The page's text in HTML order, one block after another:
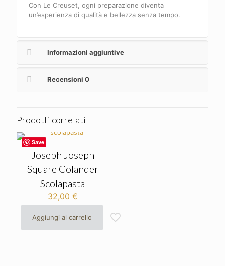
Con Le Creuset, ogni preparazione diventa
un’esperienza di qualità e bellezza senza tempo.
Informazioni aggiuntive
Recensioni 0
Prodotti correlati
Save
Joseph Joseph
Square Colander
Scolapasta
32,00 €
Aggiungi al carrello